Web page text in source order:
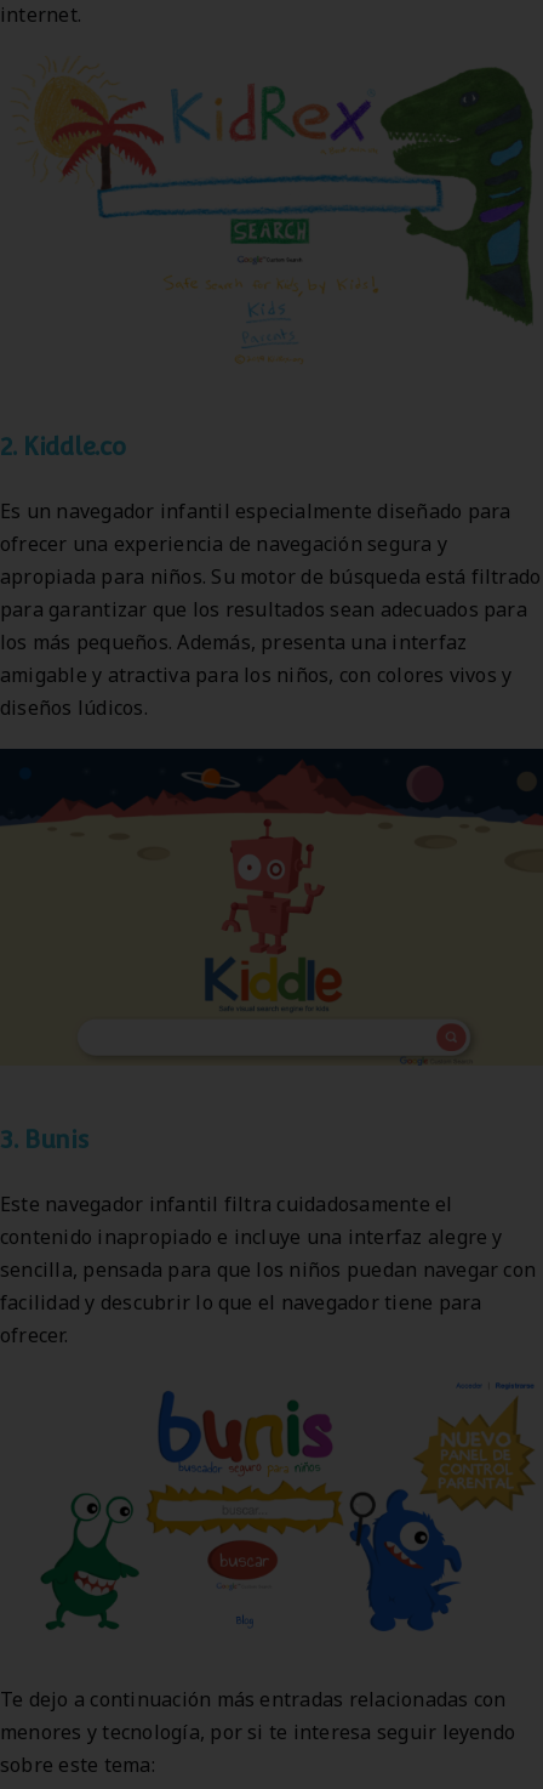
internet.
2. Kiddle.co
Es un navegador infantil especialmente diseñado para
ofrecer una experiencia de navegación segura y
apropiada para niños. Su motor de búsqueda está filtrado
para garantizar que los resultados sean adecuados para
los más pequeños. Además, presenta una interfaz
amigable y atractiva para los niños, con colores vivos y
diseños lúdicos.
3. Bunis
Este navegador infantil filtra cuidadosamente el
contenido inapropiado e incluye una interfaz alegre y
sencilla, pensada para que los niños puedan navegar con
facilidad y descubrir lo que el navegador tiene para
ofrecer.
Te dejo a continuación más entradas relacionadas con
menores y tecnología, por si te interesa seguir leyendo
sobre este tema: